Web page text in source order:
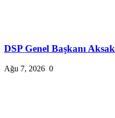
DSP Genel Başkanı
Ağu 7, 2026 0